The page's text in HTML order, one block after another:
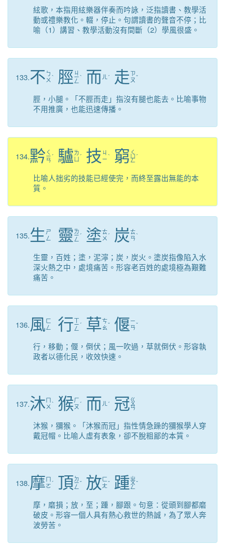
絃歌，本指用絃樂器伴奏而吟詠，泛指讀書、教學活
動或禮樂教化。輟，停止。句謂讀書的聲音不停；比
喻（1）講習、教學活動沒有間斷（2）學風很盛。
133.不 ㄅ
ㄨ ˋ 脛 ㄐ
ㄧ
ㄥ
ˋ 而 ㄦ ˊ 走 ㄗ
ㄡˇ
脛，小腿。「不脛而走」指沒有腿也能去。比喻事物
不用推廣，也能迅速傳播。
134.黔 ㄑ
ㄧ
ㄢ
ˊ 驢ㄌ
ˊ 技 ㄐ
ㄧˋ 窮 ㄑ
ㄩ
ㄥ
ˊ
比喻人拙劣的技能已經使完，而終至露出無能的本
質。
135.生 ㄕ
ㄥ
靈 ㄌ
ㄧ
ㄥ
ˊ 塗ㄊ
ㄨ ˊ 炭ㄊ
ㄢˋ
生靈，百姓；塗，泥濘；炭，炭火。塗炭指像陷入水
深火熱之中，處境痛苦。形容老百姓的處境極為艱難
痛苦。
136.風 ㄈ
ㄥ
行ㄒ
ㄧ
ㄥ
ˊ 草ㄘ
ㄠˇ 偃ㄧ
ㄢˇ
行，移動；偃，倒伏；風一吹過，草就倒伏。形容執
政者以德化民，收效快速。
137.沐 ㄇ
ㄨ ˋ 猴ㄏ
ㄡ ˊ 而 ㄦ ˊ 冠ㄍ
ㄨ
ㄢ
沐猴，獼猴。「沐猴而冠」指性情急躁的獼猴學人穿
戴冠帽。比喻人虛有表象，卻不脫粗鄙的本質。
138.摩 ㄇ
ㄛ ˊ 頂 ㄉ
ㄧ
ㄥ
ˇ 放 ㄈ
ㄤˇ 踵ㄓ
ㄨ
ㄥ
ˇ
摩，磨損；放，至；踵，腳跟。句意：從頭到腳都磨
破皮。形容一個人具有熱心救世的熱誠，為了眾人奔
波勞苦。